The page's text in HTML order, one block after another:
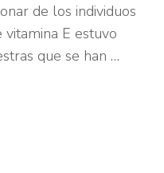
de los individuos
E estuvo
que se han …